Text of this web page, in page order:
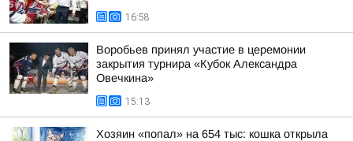
16:58
Воробьев принял участие в церемонии
закрытия турнира «Кубок Александра
Овечкина»
15:13
Хозяин «попал» на 654 тыс: кошка открыла